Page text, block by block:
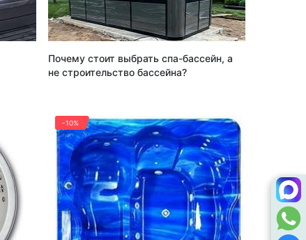
Почему стоит выбрать спа-бассейн, а
не строительство бассейна?
-10%